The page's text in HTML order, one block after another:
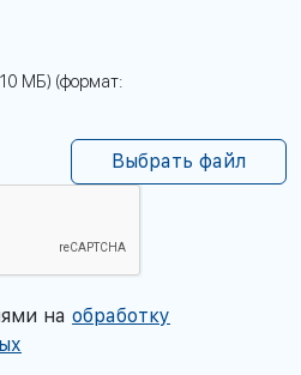
10 МБ) (формат:
Выбрать файл
на обработку